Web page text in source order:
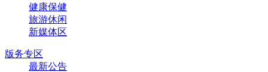
健康保健
旅游休闲
新媒体区
版务专区
最新公告